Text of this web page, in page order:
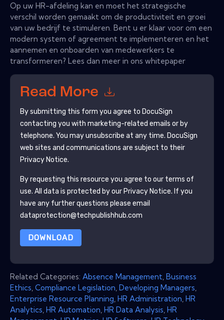
Op uw HR-afdeling kan en moet het strategische
verschil worden gemaakt om de productiviteit en groei
van uw bedrijf te stimuleren. Bent u er klaar voor om een
modern system of agreement te implementeren en het
aannemen en onboarden van medewerkers te
transformeren? Lees dan meer in ons whitepaper
Read More
By submitting this form you agree to DocuSign
contacting you with marketing-related emails or by
telephone. You may unsubscribe at any time. DocuSign
web sites and communications are subject to their
Privacy Notice.
By requesting this resource you agree to our terms of
use. All data is protected by our Privacy Notice. If you
have any further questions please email
dataprotection@techpublishhub.com
DOWNLOAD
Related Categories: Absence Management Business
Ethics Compliance Legislation Developing Managers
Enterprise Resource Planning HR Administration HR
Analytics HR Automation HR Data Analysis HR